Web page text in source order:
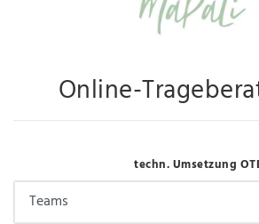
Online-
techn. Umsetzung